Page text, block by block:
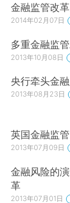
金融监管改
2014年02月07日
多重金融监
2013年10月08日
央行牵头金
2013年08月23日
英国金融监
2013年07月09日
金融风险的
革
2013年07月01日